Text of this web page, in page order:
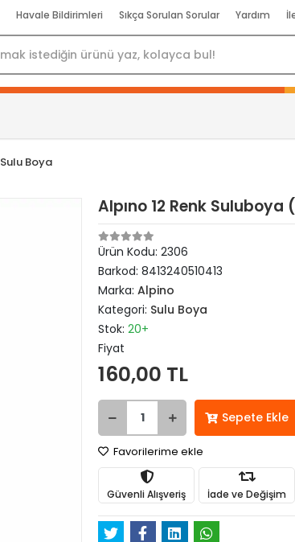
Havale Bildirimleri Sıkça Sorulan Sorular Yardım
Sulu Boya
Alpıno 12 Renk Suluboya
Ürün Kodu:2306
Barkod:8413240510413
Marka:Alpino
Kategori: Sulu Boya
Stok:20+
Fiyat
160,00 TL
Sepete Ekle
Favorilerime ekle
Güvenli Alışveriş İade ve Değişim